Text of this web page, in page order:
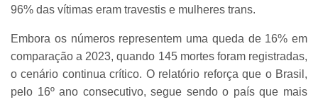
96% das vítimas eram travestis e mulheres trans.
Embora os números representem uma queda de 16% em
comparação a 2023, quando 145 mortes foram registradas,
o cenário continua crítico. O relatório reforça que o Brasil,
pelo 16º ano consecutivo, segue sendo o país que mais